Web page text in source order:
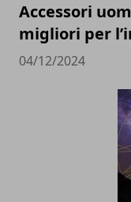
Accessori
migliori per
04/12/2024